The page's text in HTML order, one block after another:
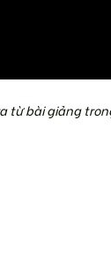
từ bài giảng